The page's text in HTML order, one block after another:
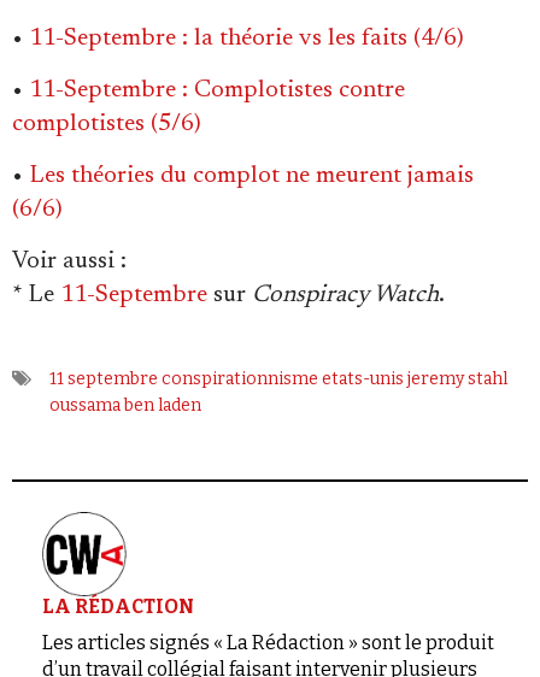
• 11-Septembre : la théorie vs les faits (4/6)
• 11-Septembre : Complotistes contre
complotistes (5/6)
• Les théories du complot ne meurent jamais
(6/6)
Voir aussi :
* Le 11-Septembre sur Conspiracy Watch.
11 septembre conspirationnisme etats-unis jeremy stahl
oussama ben laden
LA RÉDACTION
Les articles signés « La Rédaction » sont le produit
d’un travail collégial faisant intervenir plusieurs